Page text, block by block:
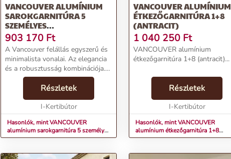
VANCOUVER ALUMÍNIUM
SAROKGARNITÚRA 5
SZEMÉLYES
(ELEFÁNTCSONT)
903 170 Ft
A Vancouver felállás egyszerű és
minimalista vonalai. Az elegancia
és a robusztusság kombinációja.
Az epoxi kezeléssel és
vízlepergető betétekkel ellátott
alumínium konstrukciónak
köszönhetően a kert...
Részletek
I-Kertibútor
Hasonlók, mint VANCOUVER
alumínium sarokgarnitúra 5 személyes
(elefántcsont)
VANCOUVER ALUMÍNIUM
ÉTKEZŐGARNITÚRA 1+8
(ANTRACIT)
1 040 250 Ft
VANCOUVER alumínium
étkezőgarnitúra 1+8 (antracit)...
Részletek
I-Kertibútor
Hasonlók, mint VANCOUVER
alumínium étkezőgarnitúra 1+8
(antracit)